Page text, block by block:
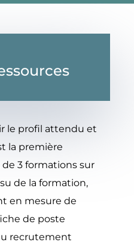
le profil attendu et
la première
3 formations sur
de la formation,
en mesure de
de poste
recrutement